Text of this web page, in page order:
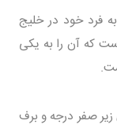
فرد خود در خلیج
که آن را به یکی
زیر صفر درجه و برف